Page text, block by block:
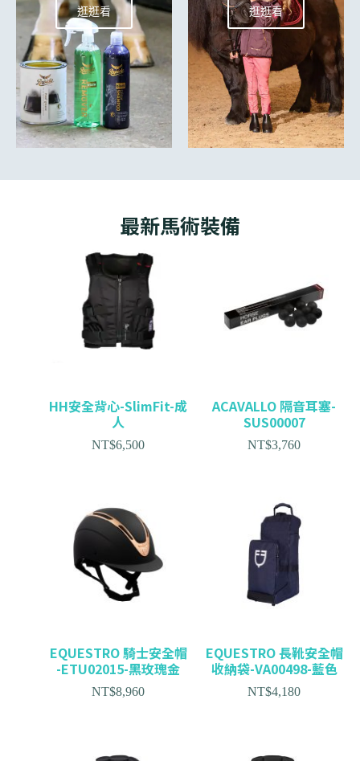
逛逛看 逛逛看
最新馬術裝備
HH安全背心-SlimFit-成
人
NT$6,500
ACAVALLO 隔音耳塞-
SUS00007
NT$3,760
EQUESTRO 騎士安全帽
-ETU02015-黑玫瑰金
NT$8,960
EQUESTRO 長靴安全帽
收納袋-VA00498-藍色
NT$4,180